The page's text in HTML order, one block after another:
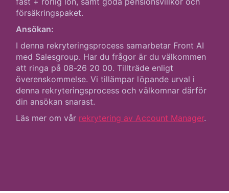
försäkringspaket.
Ansökan:
I denna rekryteringsprocess samarbetar Front AI
med Salesgroup. Har du frågor är du välkommen
att ringa på 08-26 20 00. Tillträde enligt
överenskommelse. Vi tillämpar löpande urval i
denna rekryteringsprocess och välkomnar därför
din ansökan snarast.
Läs mer om vår rekrytering av Account Manager.